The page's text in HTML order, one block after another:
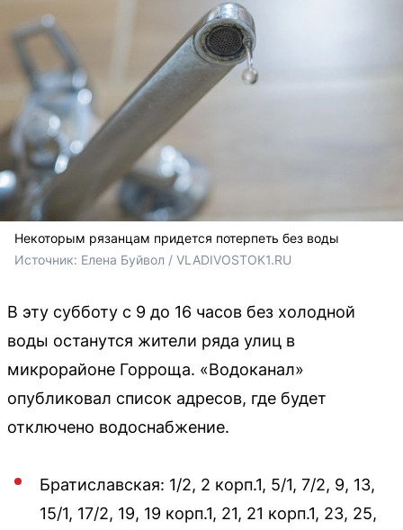
Некоторым рязанцам придется потерпеть без воды
Источник: Елена Буйвол / VLADIVOSTOK1.RU
В эту субботу с 9 до 16 часов без холодной
воды останутся жители ряда улиц в
микрорайоне Горроща. «Водоканал»
опубликовал список адресов, где будет
отключено водоснабжение.
Братиславская: 1/2, 2 корп.1, 5/1, 7/2, 9, 13,
15/1, 17/2, 19, 19 корп.1, 21, 21 корп.1, 23, 25,